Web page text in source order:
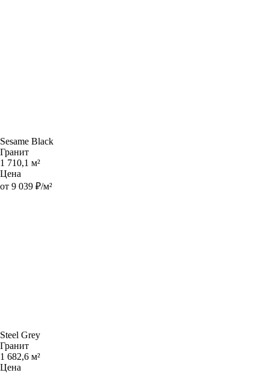
Sesame Black
Гранит
1 710,1 м²
Цена
от 9 039 ₽/м²
Steel Grey
Гранит
1 682,6 м²
Цена